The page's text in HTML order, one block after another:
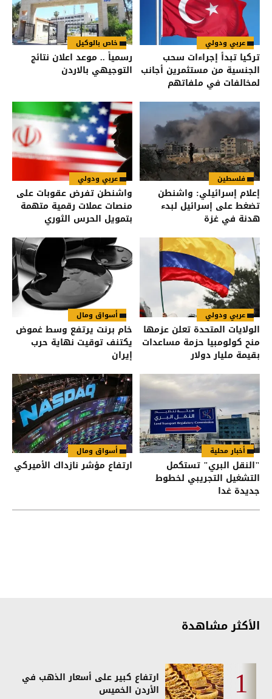
عربي ودولي
تركيا تبدأ إجراءات سحب
الجنسية من مستثمرين أجانب
لمخالفات في ملفاتهم
خاص بالوكيل
رسمياً .. موعد اعلان نتائج
التوجيهي بالاردن
فلسطين
إعلام إسرائيلي: واشنطن
تضغط على إسرائيل لبدء
هدنة في غزة
عربي ودولي
واشنطن تفرض عقوبات على
منصات عملات رقمية متهمة
بتمويل الحرس الثوري
عربي ودولي
الولايات المتحدة تعلن عزمها
منح كولومبيا حزمة مساعدات
بقيمة مليار دولار
أسواق ومال
خام برنت يرتفع وسط غموض
يكتنف توقيت نهاية حرب
إيران
أخبار محلية
"النقل البري" تستكمل
التشغيل التجريبي لخطوط
جديدة غدا
أسواق ومال
ارتفاع مؤشر نازداك الأميركي
الأكثر مشاهدة
ارتفاع كبير على أسعار الذهب في
الأردن الخميس